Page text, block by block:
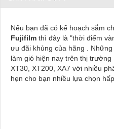
Nếu bạn đã có kế hoạch sắm
Fujifilm thì đây là "thời điểm
ưu đãi khủng của hãng .
làm gió hiện nay trên thị trường
XT30, XT200, XA7 với nhiều
hẹn cho bạn nhiều lựa chọn